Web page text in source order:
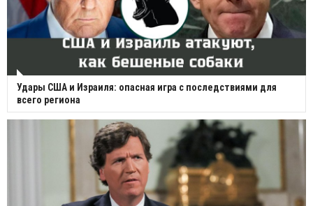
Удары США и Израиля: опасная игра с последствиями для
всего региона